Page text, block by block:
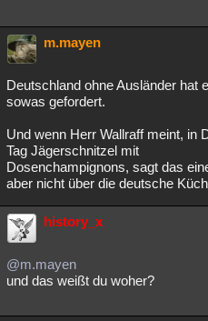
m.mayen
Deutschland ohne Ausländer hat
sowas gefordert.
Und wenn Herr Wallraff meint, in
Tag Jägerschnitzel mit
Dosenchampignons, sagt das
aber nicht über die deutsche
history_x
@m.mayen
und das weißt du woher?